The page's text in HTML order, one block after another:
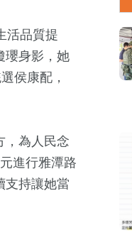
活品質提
瓔身影，她
侯康配，
，為人民念
進行雅潭路
支持讓她當